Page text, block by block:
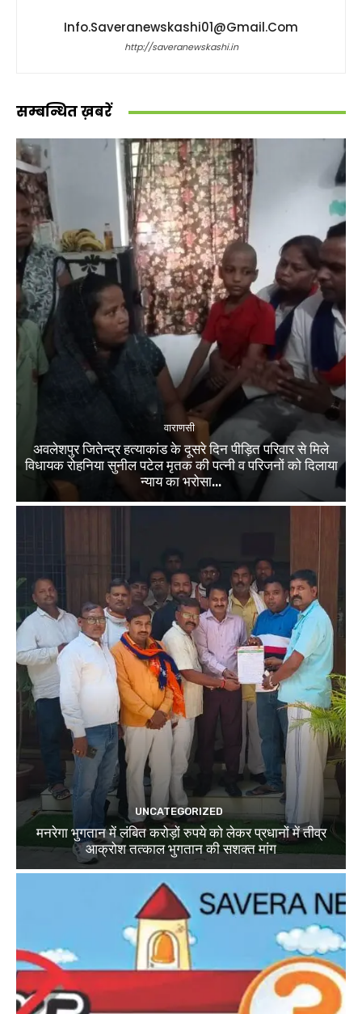
Info.saveranewskashi01@gmail.com
http://saveranewskashi.in
सम्बन्धित ख़बरें
वाराणसी
अवलेशपुर जितेन्द्र हत्याकांड के दूसरे दिन पीड़ित परिवार से मिले
विधायक रोहनिया सुनील पटेल मृतक की पत्नी व परिजनों को दिलाया
न्याय का भरोसा...
UNCATEGORIZED
मनरेगा भुगतान में लंबित करोड़ों रुपये को लेकर प्रधानों में तीव्र
आक्रोश तत्काल भुगतान की सशक्त मांग